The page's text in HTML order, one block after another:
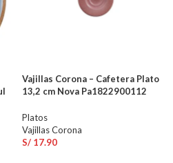
Vajillas Corona – Cafetera Plato
13,2 cm Nova Pa1822900112
Platos
Vajillas Corona
S/ 17.90